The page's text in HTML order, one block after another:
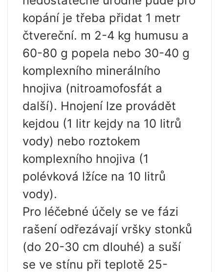
kopání je třeba přidat 1 metr
čtvereční. m 2-4 kg humusu a
60-80 g popela nebo 30-40 g
komplexního minerálního
hnojiva (nitroamofosfát a
další). Hnojení lze provádět
kejdou (1 litr kejdy na 10 litrů
vody) nebo roztokem
komplexního hnojiva (1
polévková lžíce na 10 litrů
vody).
Pro léčebné účely se ve fázi
rašení odřezávají vršky stonků
(do 20-30 cm dlouhé) a suší
se ve stínu při teplotě 25-